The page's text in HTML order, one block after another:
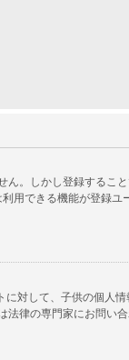
。しかし登録するこ
できる機能が登録
対して、子供の個人
律の専門家にお問い